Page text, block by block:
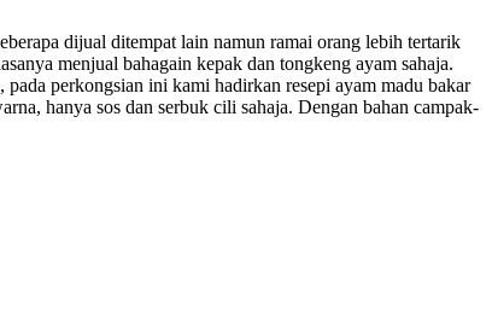
dijual ditempat lain namun ramai orang lebih tertarik
menjual bahagain kepak dan tongkeng ayam sahaja.
perkongsian ini kami hadirkan resepi ayam madu bakar
hanya sos dan serbuk cili sahaja. Dengan bahan campak-